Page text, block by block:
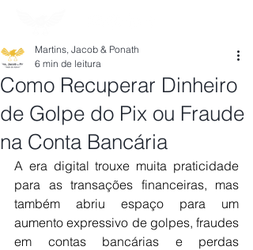
Como Recuperar Dinheiro
de Golpe do Pix ou Fraude
na Conta Bancária
Martins, Jacob & Ponath
6 min de leitura
A era digital trouxe muita praticidade
para as transações financeiras, mas
também abriu espaço para um
aumento expressivo de golpes, fraudes
em contas bancárias e perdas